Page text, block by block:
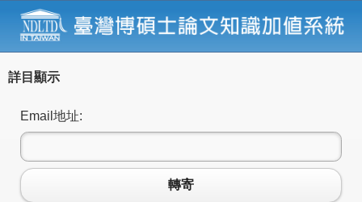
詳目顯示
Email地址:
轉寄